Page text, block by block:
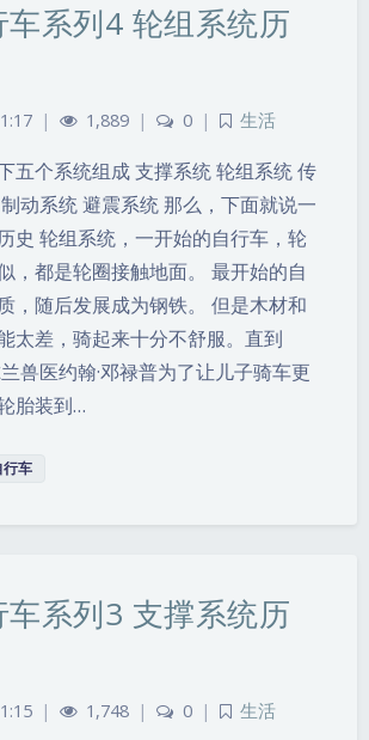
系列4 轮组系统历
| 1,889 | 0 | 生活
五个系统组成 支撑系统 轮组系统 传
动系统 避震系统 那么，下面就说一
史 轮组系统，一开始的自行车，轮
，都是轮圈接触地面。 最开始的自
，随后发展成为钢铁。 但是木材和
太差，骑起来十分不舒服。直到
兽医约翰·邓禄普为了让儿子骑车更
胎装到…
行车
系列3 支撑系统历
| 1,748 | 0 | 生活